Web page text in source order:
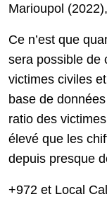
Marioupol
Ce n’est que
sera possible de
victimes civiles
base de
ratio des
élevé que les
depuis presque
+972 et Local